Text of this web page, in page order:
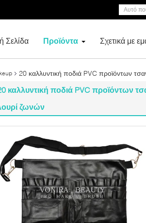
Σελίδα Προϊόντα Σχετικά με
20 καλλυντική ποδιά PVC προϊόντων
καλλυντική ποδιά PVC προϊόντων
ζωνών